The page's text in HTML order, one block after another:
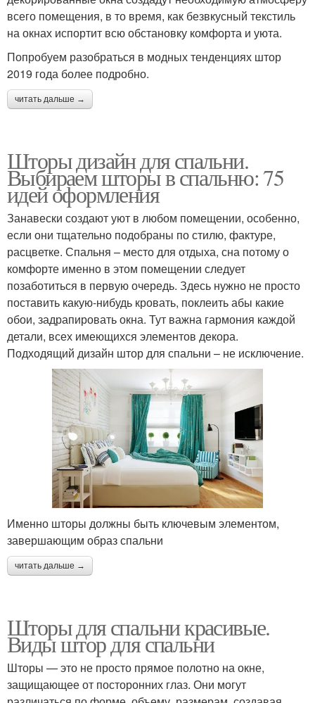
всего помещения, в то время, как безвкусный текстиль
на окнах испортит всю обстановку комфорта и уюта.
Попробуем разобраться в модных тенденциях штор
2019 года более подробно.
читать дальше →
Шторы дизайн для спальни.
Выбираем шторы в спальню: 75
идей оформления
Занавески создают уют в любом помещении, особенно,
если они тщательно подобраны по стилю, фактуре,
расцветке. Спальня – место для отдыха, сна потому о
комфорте именно в этом помещении следует
позаботиться в первую очередь. Здесь нужно не просто
поставить какую-нибудь кровать, поклеить абы какие
обои, задрапировать окна. Тут важна гармония каждой
детали, всех имеющихся элементов декора.
Подходящий дизайн штор для спальни – не исключение.
Именно шторы должны быть ключевым элементом,
завершающим образ спальни
читать дальше →
Шторы для спальни красивые.
Виды штор для спальни
Шторы — это не просто прямое полотно на окне,
защищающее от посторонних глаз. Они могут